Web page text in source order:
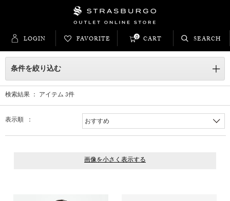
LOGIN FAVORITE CART
0 SEARCH
条件を絞り込む
検索結果 ： アイテム 3件
表示順 ：